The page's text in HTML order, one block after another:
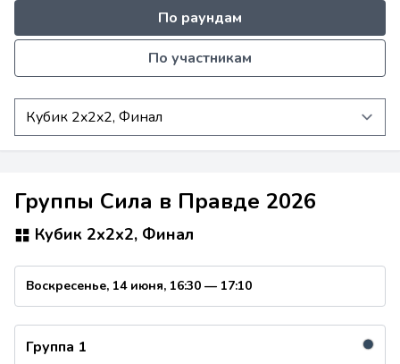
По раундам
По участникам
Группы Сила в Правде 2026
Кубик 2x2x2, Финал
Воскресенье, 14 июня, 16:30 — 17:10
Группа 1 ●